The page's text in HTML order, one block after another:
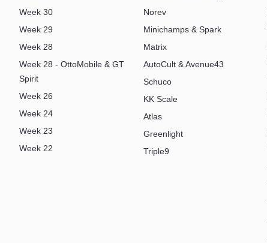
Week 30
Week 29
Week 28
Week 28 - OttoMobile & GT
Spirit
Week 26
Week 24
Week 23
Week 22
Norev
Minichamps & Spark
Matrix
AutoCult & Avenue43
Schuco
KK Scale
Atlas
Greenlight
Triple9